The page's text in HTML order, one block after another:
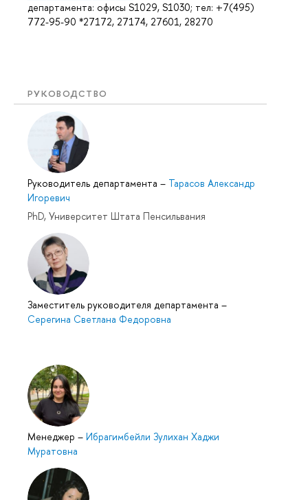
департамента: офисы S1029, S1030; тел: +7(495)
772-95-90 *27172, 27174, 27601, 28270
РУКОВОДСТВО
Руководитель департамента – Тарасов Александр
Игоревич
PhD, Университет Штата Пенсильвания
Заместитель руководителя департамента –
Серегина Светлана Федоровна
Менеджер – Ибрагимбейли Зулихан Хаджи
Муратовна